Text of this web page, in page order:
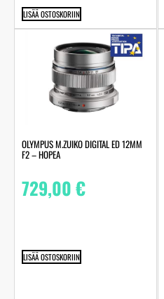
LISÄÄ OSTOSKORIIN
OLYMPUS M.ZUIKO DIGITAL ED 12MM
F2 – HOPEA
729,00€
LISÄÄ OSTOSKORIIN